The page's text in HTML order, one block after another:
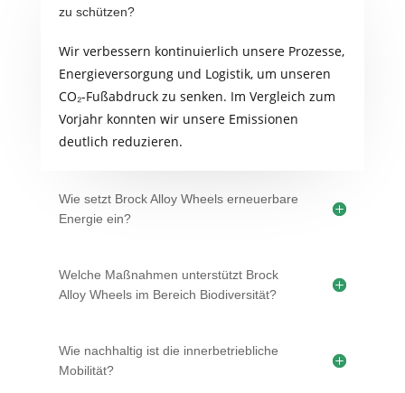
zu schützen?
Wir verbessern kontinuierlich unsere Prozesse,
Energieversorgung und Logistik, um unseren
CO₂-Fußabdruck zu senken. Im Vergleich zum
Vorjahr konnten wir unsere Emissionen
deutlich reduzieren.
Wie setzt Brock Alloy Wheels erneuerbare
Energie ein?
Welche Maßnahmen unterstützt Brock
Alloy Wheels im Bereich Biodiversität?
Wie nachhaltig ist die innerbetriebliche
Mobilität?